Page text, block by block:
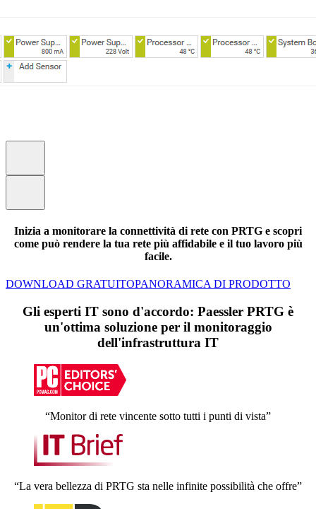
Inizia a monitorare la connettività di rete con PRTG e scopri
come può rendere la tua rete più affidabile e il tuo lavoro più
facile.
DOWNLOAD GRATUITOPANORAMICA DI PRODOTTO
Gli esperti IT sono d'accordo: Paessler PRTG è
un'ottima soluzione per il monitoraggio
dell'infrastruttura IT
“Monitor di rete vincente sotto tutti i punti di vista”
“La vera bellezza di PRTG sta nelle infinite possibilità che offre”